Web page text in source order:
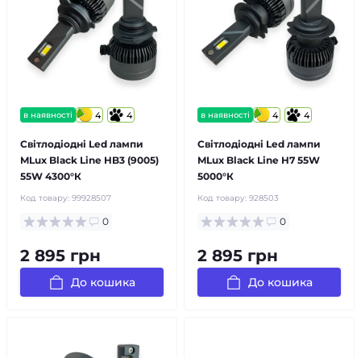
в наявності 4 4
Світлодіодні Led лампи
MLux Black Line HB3 (9005)
55W 4300°К
Код товару: 99928507
0
2 895 грн
До кошика
в наявності 4 4
Світлодіодні Led лампи
MLux Black Line H7 55W
5000°К
Код товару: 928503
0
2 895 грн
До кошика